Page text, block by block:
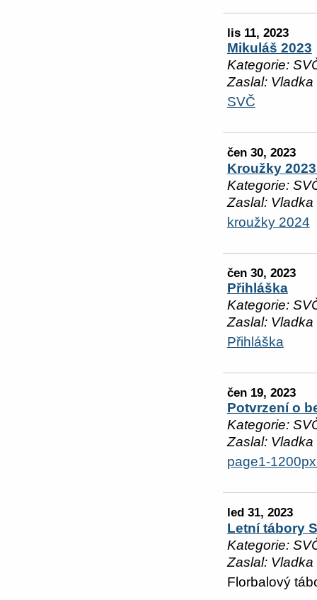
lis 11, 2023
Mikuláš 2023
Kategorie:
Zaslal: Vladka
SVČ
čen 30, 2023
Kroužky
Kategorie:
Zaslal: Vladka
kroužky 2024
čen 30, 2023
Přihláška
Kategorie:
Zaslal: Vladka
Přihláška
čen 19, 2023
Potvrzení o
Kategorie:
Zaslal: Vladka
page1-
led 31, 2023
Letní tábory
Kategorie:
Zaslal: Vladka
Florbalový